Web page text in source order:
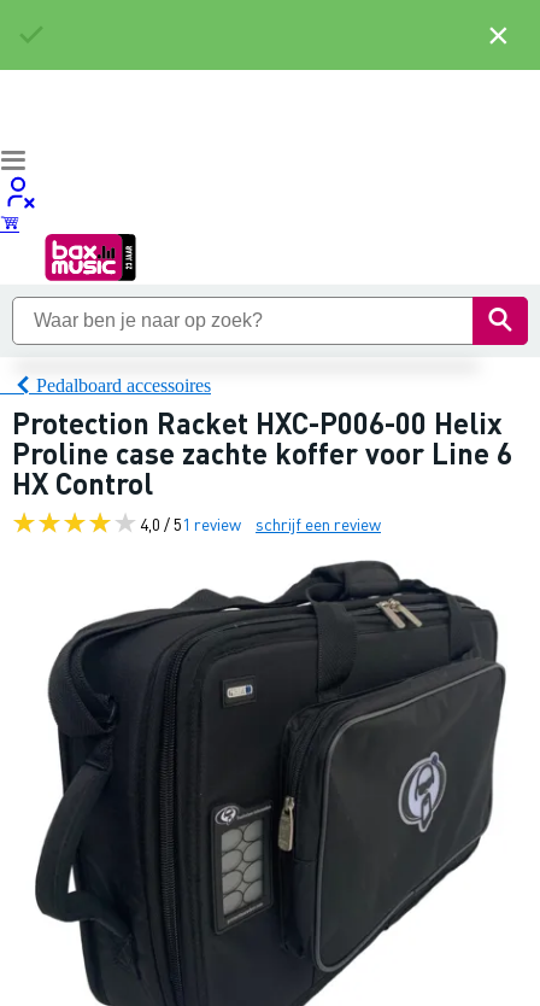
Pedalboard accessoires
Protection Racket HXC-P006-00 Helix
Proline case zachte koffer voor Line 6
HX Control
4,0 / 51 review schrijf een review
×